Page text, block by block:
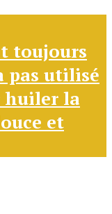
toujours
pas utilisé
huiler la
et